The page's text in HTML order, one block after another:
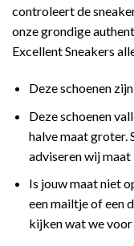
controleert de
onze grondige
Excellent Sneakers
Deze schoenen
Deze schoenen
halve maat groter.
adviseren wij maat
Is jouw maat niet
een mailtje of een
kijken wat we voor